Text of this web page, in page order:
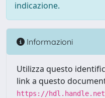
indicazione.
Informazioni
Utilizza questo
link a questo
https://hdl.handle.net/